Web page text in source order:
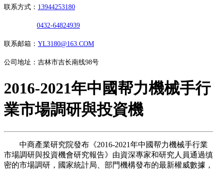
联系方式： 13944253180
0432-64824939
联系邮箱： YL3180@163.COM
公司地址：吉林市吉长南线98号
2016-2021年中國帮力機械手行
業市場調研與投資機
中商產業研究院發布《2016-2021年中國帮力機械手行業
市場調研與投資機會研究報告》由資深專家和研究人員通過缜
密的市場調研，國家統計局、部門機構發布的最新權威數據，